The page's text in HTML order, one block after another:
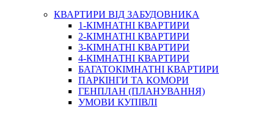
КВАРТИРИ ВІД ЗАБУДОВНИКА
1-КІМНАТНІ КВАРТИРИ
2-КІМНАТНІ КВАРТИРИ
3-КІМНАТНІ КВАРТИРИ
4-КІМНАТНІ КВАРТИРИ
БАГАТОКІМНАТНІ КВАРТИРИ
ПАРКІНГИ ТА КОМОРИ
ГЕНПЛАН (ПЛАНУВАННЯ)
УМОВИ КУПІВЛІ